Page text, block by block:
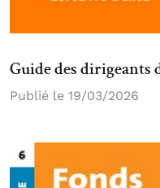
Guide des dirigeants
Publié le 19/03/2026